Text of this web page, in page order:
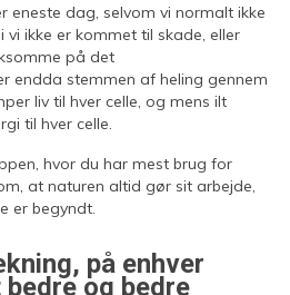
eneste dag, selvom vi normalt ikke
ikke er kommet til skade, eller
på det
endda stemmen af heling gennem
liv til hver celle, og mens ilt
til hver celle.
hvor du har mest brug for
at naturen altid gør sit arbejde,
er begyndt.
på enhver
og bedre